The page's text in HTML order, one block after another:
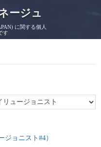
ージュ
に関する個人
す
ョニスト#4）